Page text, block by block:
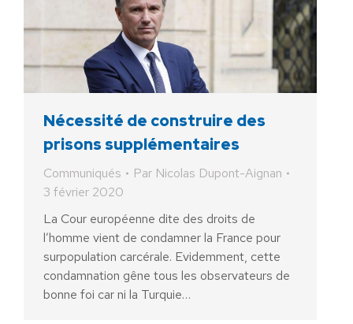
Nécessité de construire des
prisons supplémentaires
Communiqués Par Nicolas Dupont-Aignan
3 février 2020
La Cour européenne dite des droits de
l’homme vient de condamner la France pour
surpopulation carcérale. Evidemment, cette
condamnation gêne tous les observateurs de
bonne foi car ni la Turquie…